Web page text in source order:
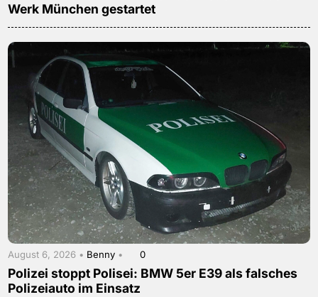
Werk München gestartet
August 6, 2026 • Benny • 0
Polizei stoppt Polisei: BMW 5er E39 als falsches
Polizeiauto im Einsatz